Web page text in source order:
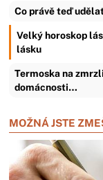
Co právě teď
Velký horoskop
lásku
Termoska na
domácnosti…
MOŽNÁ JSTE